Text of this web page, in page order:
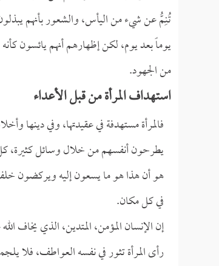
تُنِمُّ عن شيء من اليأس، والشعور بأنهم
يوماً بعد يوم، لكن إظهارهم أنهم يائسون
من الجهود.
استهداف المرأة من قبل الأعداء
فالمرأة مستهدفة في عقيدتها، وفي دينها
يطرحون أنفسهم من خلال وسائل كثيرة، كل
هو أن هذا هو ما يسعون إليه ويركضون
في كل مكان.
إن الإنسان المؤمن، المتدين، الذي يخاف
رأى المرأة تثور في نفسه العواطف، فلا